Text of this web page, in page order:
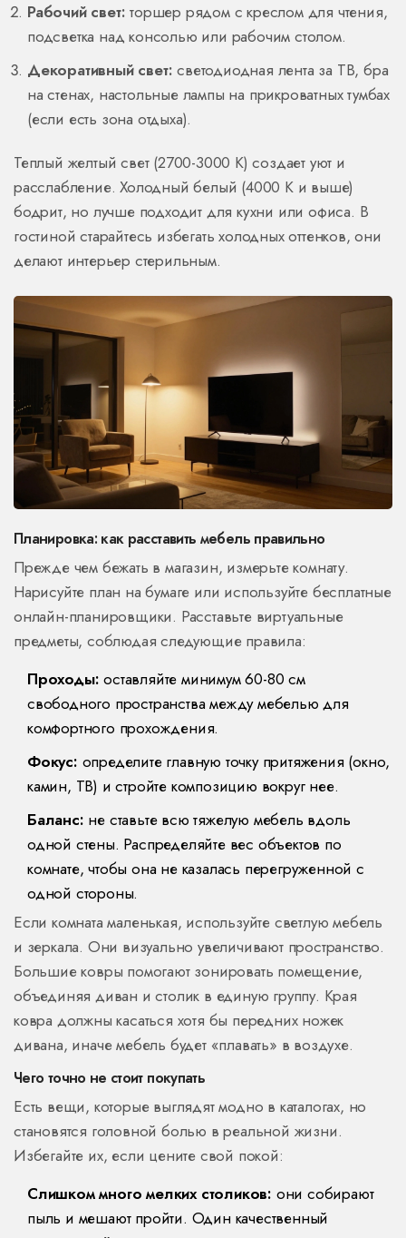
Рабочий свет: торшер рядом с креслом для чтения,
подсветка над консолью или рабочим столом.
Декоративный свет: светодиодная лента за ТВ, бра
на стенах, настольные лампы на прикроватных тумбах
(если есть зона отдыха).
Теплый желтый свет (2700-3000 К) создает уют и
расслабление. Холодный белый (4000 К и выше)
бодрит, но лучше подходит для кухни или офиса. В
гостиной старайтесь избегать холодных оттенков, они
делают интерьер стерильным.
Планировка: как расставить мебель правильно
Прежде чем бежать в магазин, измерьте комнату.
Нарисуйте план на бумаге или используйте бесплатные
онлайн-планировщики. Расставьте виртуальные
предметы, соблюдая следующие правила:
Проходы: оставляйте минимум 60-80 см
свободного пространства между мебелью для
комфортного прохождения.
Фокус: определите главную точку притяжения (окно,
камин, ТВ) и стройте композицию вокруг нее.
Баланс: не ставьте всю тяжелую мебель вдоль
одной стены. Распределяйте вес объектов по
комнате, чтобы она не казалась перегруженной с
одной стороны.
Если комната маленькая, используйте светлую мебель
и зеркала. Они визуально увеличивают пространство.
Большие ковры помогают зонировать помещение,
объединяя диван и столик в единую группу. Края
ковра должны касаться хотя бы передних ножек
дивана, иначе мебель будет «плавать» в воздухе.
Чего точно не стоит покупать
Есть вещи, которые выглядят модно в каталогах, но
становятся головной болью в реальной жизни.
Избегайте их, если цените свой покой:
Слишком много мелких столиков: они собирают
пыль и мешают пройти. Один качественный